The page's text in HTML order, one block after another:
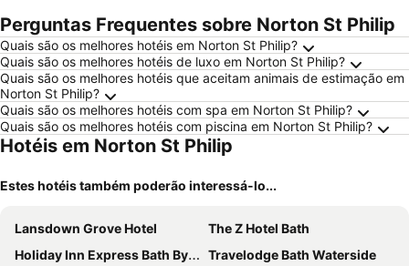
Perguntas Frequentes sobre Norton St Philip
Quais são os melhores hotéis em Norton St Philip?
Quais são os melhores hotéis de luxo em Norton St Philip?
Quais são os melhores hotéis que aceitam animais de estimação em
Norton St Philip?
Quais são os melhores hotéis com spa em Norton St Philip?
Quais são os melhores hotéis com piscina em Norton St Philip?
Hotéis em Norton St Philip
Estes hotéis também poderão interessá-lo...
Lansdown Grove Hotel
The Z Hotel Bath
Holiday Inn Express Bath By Ihg
Travelodge Bath Waterside